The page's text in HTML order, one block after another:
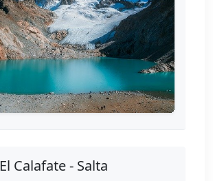
El Calafate - Salta